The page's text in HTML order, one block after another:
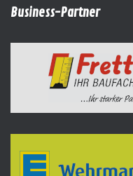
Business-Partner